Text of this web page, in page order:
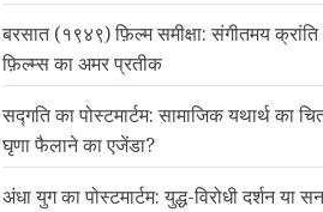
बरसात (१९४९) फ़िल्म समीक्षा: संगीतमय
फ़िल्म्स का अमर प्रतीक
सद्गति का पोस्टमार्टम: सामाजिक यथार्थ का
घृणा फैलाने का एजेंडा?
अंधा युग का पोस्टमार्टम: युद्ध-विरोधी दर्शन या